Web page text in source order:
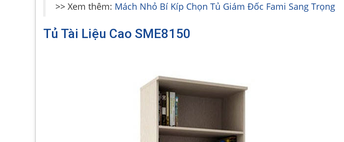
>> Xem thêm: Mách Nhỏ Bí Kíp Chọn Tủ Giám Đốc Fami Sang Trọng
Tủ Tài Liệu Cao SME8150